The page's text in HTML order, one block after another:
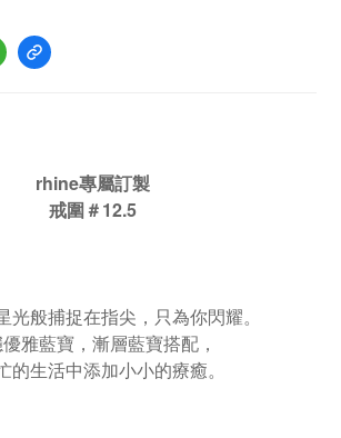
rhine專屬訂製
戒圍＃12.5
光般捕捉在指尖，只為你閃耀。
雅藍寶，漸層藍寶搭配，
的生活中添加小小的療癒。